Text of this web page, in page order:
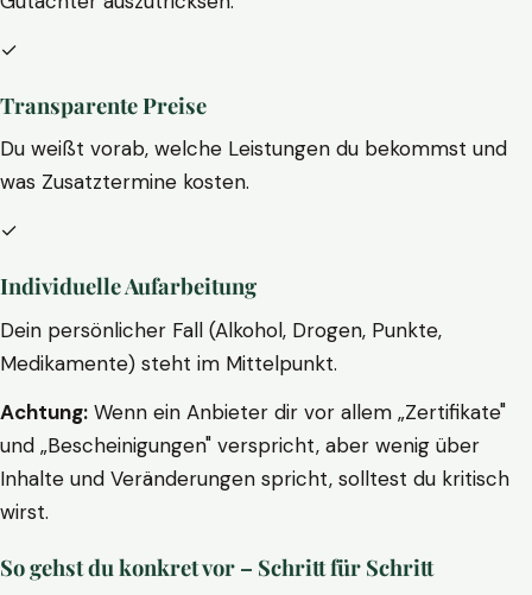
✓
Transparente Preise
Du weißt vorab, welche Leistungen du bekommst und
was Zusatztermine kosten.
✓
Individuelle Aufarbeitung
Dein persönlicher Fall (Alkohol, Drogen, Punkte,
Medikamente) steht im Mittelpunkt.
Achtung: Wenn ein Anbieter dir vor allem „Zertifikate"
und „Bescheinigungen" verspricht, aber wenig über
Inhalte und Veränderungen spricht, solltest du kritisch
wirst.
So gehst du konkret vor – Schritt für Schritt